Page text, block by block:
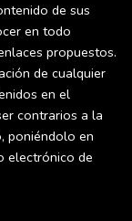
de sus
en todo
propuestos.
de cualquier
en el
contrarios a la
poniéndolo en
electrónico de